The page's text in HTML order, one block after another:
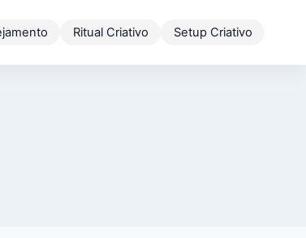
Ritual Criativo Setup Criativo